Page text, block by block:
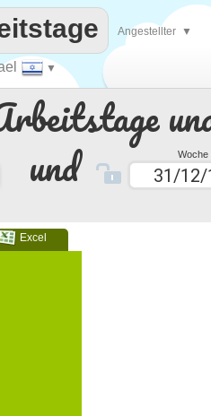
und Woche
Excel
▼
Angestellter ▼